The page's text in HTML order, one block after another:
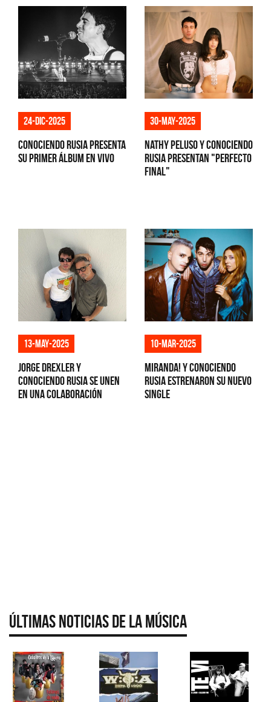
24-dic-2025
Conociendo Rusia presenta
su primer álbum en vivo
30-may-2025
Nathy Peluso y Conociendo
Rusia presentan "Perfecto
final"
13-may-2025
Jorge Drexler y
Conociendo Rusia se unen
en una colaboración
10-mar-2025
Miranda! y Conociendo
Rusia estrenaron su nuevo
single
Últimas Noticias de la Música